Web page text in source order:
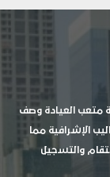
متعب العيادة وصف
الإشرافية مما
والتسجيل